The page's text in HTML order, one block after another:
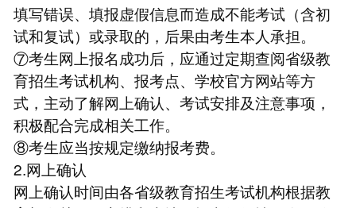
填写错误、填报虚假信息而造成不能考试（含初
试和复试）或录取的，后果由考生本人承担。
⑦考生网上报名成功后，应通过定期查阅省级教
育招生考试机构、报考点、学校官方网站等方
式，主动了解网上确认、考试安排及注意事项，
积极配合完成相关工作。
⑧考生应当按规定缴纳报考费。
2.网上确认
网上确认时间由各省级教育招生考试机构根据教